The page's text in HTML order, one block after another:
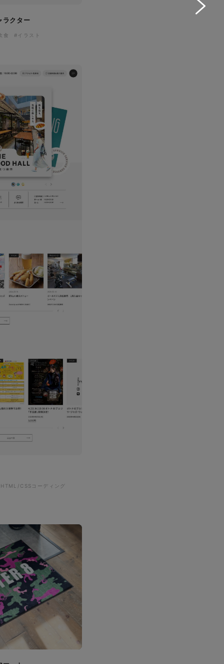
クター
食 #イラスト
CSSコーディング